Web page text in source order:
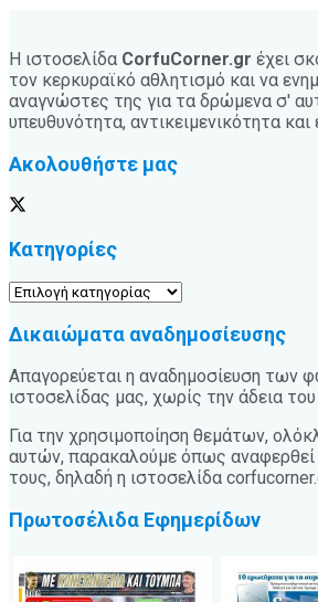
Η ιστοσελίδα CorfuCorner.gr έχει
τον κερκυραϊκό αθλητισμό και να
αναγνώστες της για τα δρώμενα σ'
υπευθυνότητα, αντικειμενικότητα και
Ακολουθήστε μας
Κατηγορίες
Κατηγορίες
Δικαιώματα αναδημοσίευσης
Απαγορεύεται η αναδημοσίευση των
ιστοσελίδας μας, χωρίς την άδεια
Για την χρησιμοποίηση θεμάτων,
αυτών, παρακαλούμε όπως αναφερθεί
τους, δηλαδή η ιστοσελίδα
Πρωτοσέλιδα Εφημερίδων